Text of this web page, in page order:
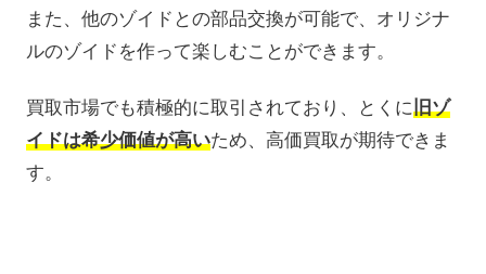
また、他のゾイドとの部品交換が可能で、オリジナ
ルのゾイドを作って楽しむことができます。
買取市場でも積極的に取引されており、とくに旧ゾ
イドは希少価値が高いため、高価買取が期待できま
す。